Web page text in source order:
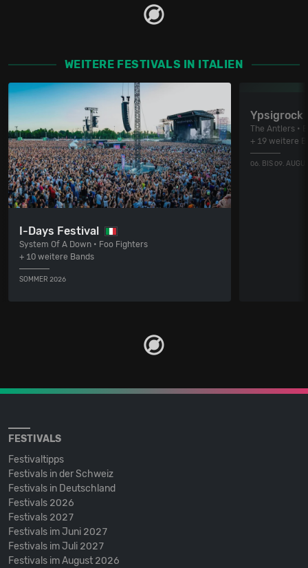
WEITERE FESTIVALS IN ITALIEN
I-Days Festival
System Of A Down • Foo Fighters
+ 10 weitere Bands
SOMMER 2026
Ypsigrock
The Antlers •
+ 19 weitere
06. BIS 09.
FESTIVALS
Festivaltipps
Festivals in der Schweiz
Festivals in Deutschland
Festivals 2026
Festivals 2027
Festivals im Juni 2027
Festivals im Juli 2027
Festivals im August 2026